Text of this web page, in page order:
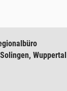
Wuppertal